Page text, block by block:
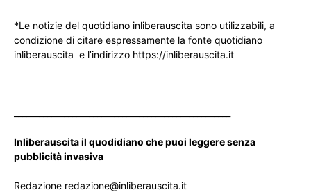
*Le notizie del quotidiano inliberauscita sono utilizzabili, a
condizione di citare espressamente la fonte quotidiano
inliberauscita e l’indirizzo https://inliberauscita.it
Inliberauscita il quodidiano che puoi leggere senza
pubblicità invasiva
Redazione redazione@inliberauscita.it